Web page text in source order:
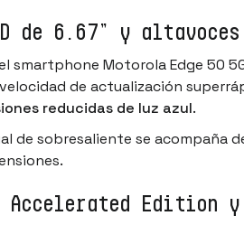
de 6.67” y
smartphone Motorola Edge 50
de actualización
reducidas de luz azul.
de sobresaliente se
Accelerated Edition y